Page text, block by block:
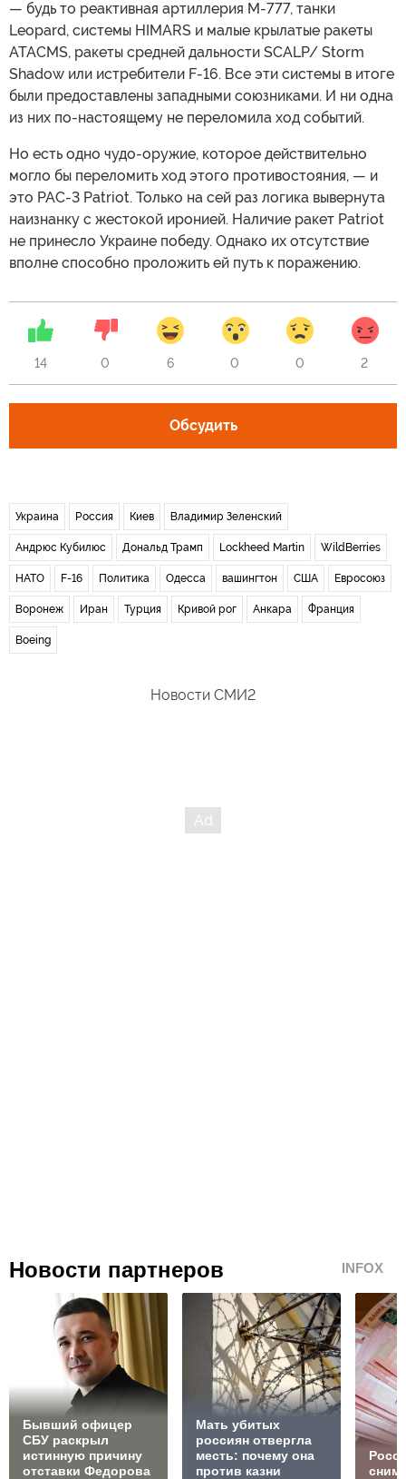
— будь то реактивная артиллерия M-777, танки
Leopard, системы HIMARS и малые крылатые ракеты
ATACMS, ракеты средней дальности SCALP/ Storm
Shadow или истребители F-16. Все эти системы в итоге
были предоставлены западными союзниками. И ни одна
из них по-настоящему не переломила ход событий.
Но есть одно чудо-оружие, которое действительно
могло бы переломить ход этого противостояния, — и
это PAC-3 Patriot. Только на сей раз логика вывернута
наизнанку с жестокой иронией. Наличие ракет Patriot
не принесло Украине победу. Однако их отсутствие
вполне способно проложить ей путь к поражению.
14 0 6 0 0 2
Обсудить
Украина Россия Киев Владимир Зеленский
Андрюс Кубилюс Дональд Трамп Lockheed Martin WildBerries
НАТО F-16 Политика Одесса вашингтон США Евросоюз
Воронеж Иран Турция Кривой рог Анкара Франция
Boeing
Новости СМИ2
Новости партнеров INFOX
Бывший офицер
СБУ раскрыл
истинную причину
отставки Федорова
Мать убитых
россиян отвергла
месть: почему она
против казни